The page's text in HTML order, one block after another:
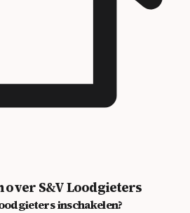
over S&V Loodgieters
inschakelen?